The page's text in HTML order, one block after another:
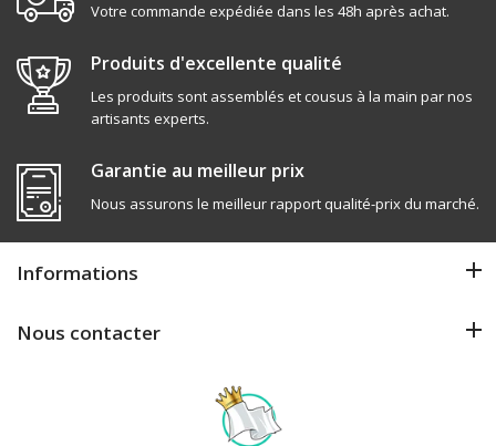
Votre commande expédiée dans les 48h après achat.
Produits d'excellente qualité
Les produits sont assemblés et cousus à la main par nos
artisants experts.
Garantie au meilleur prix
Nous assurons le meilleur rapport qualité-prix du marché.
Informations
Nous contacter